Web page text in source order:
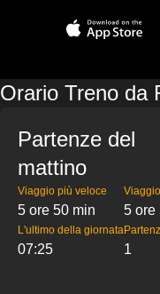
Orario Treno da
Partenze del
mattino
Viaggio più veloce
5 ore 50 min 5 ore
L'ultimo della giornata
07:25 1